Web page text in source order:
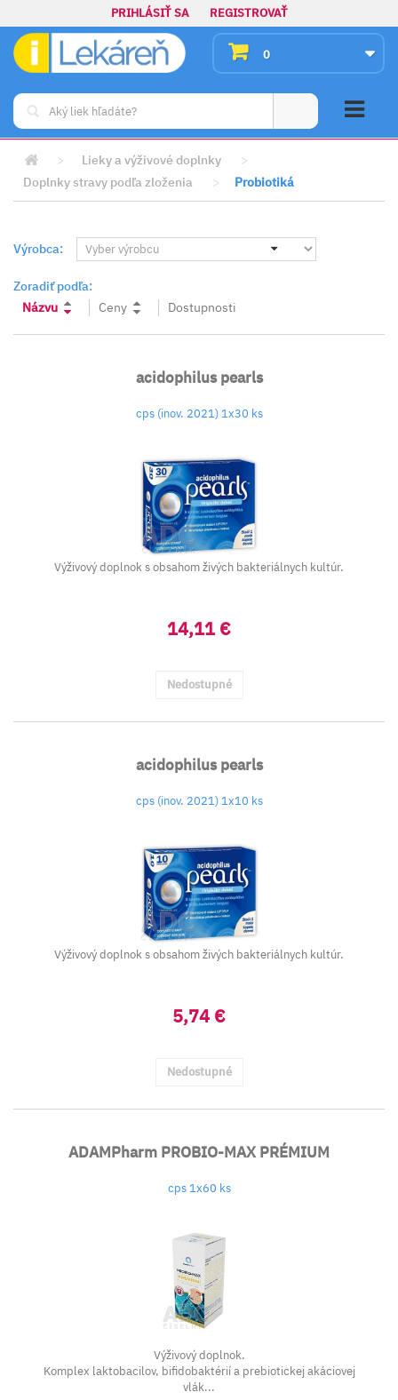
PRIHLÁSIŤ SA REGISTROVAŤ
0
> Lieky a výživové doplnky
>
Doplnky stravy podľa zloženia
> Probiotiká
Výrobca:
Zoradiť podľa:
Názvu
Ceny Dostupnosti
acidophilus pearls
cps (inov. 2021) 1x30 ks
Výživový doplnok s obsahom živých bakteriálnych kultúr.
14,11 €
Nedostupné
acidophilus pearls
cps (inov. 2021) 1x10 ks
Výživový doplnok s obsahom živých bakteriálnych kultúr.
5,74 €
Nedostupné
ADAMPharm PROBIO-MAX PRÉMIUM
cps 1x60 ks
Výživový doplnok.
Komplex laktobacilov, bifidobaktérií a prebiotickej akáciovej
vlák...